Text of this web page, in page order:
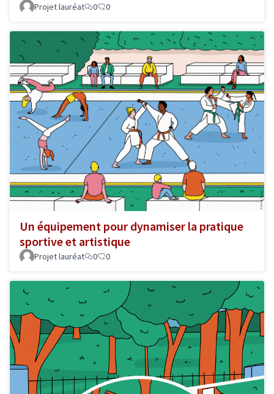
Projet lauréat 0 0
Un équipement pour dynamiser la pratique
sportive et artistique
Projet lauréat 0 0